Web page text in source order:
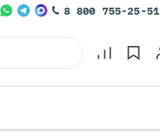
8 800 755-25-51